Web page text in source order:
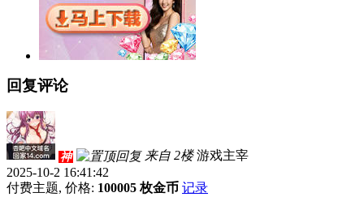
回复评论
神 来自 2楼 游戏主宰
2025-10-2 16:41:42
付费主题, 价格: 100005 枚金币 记录